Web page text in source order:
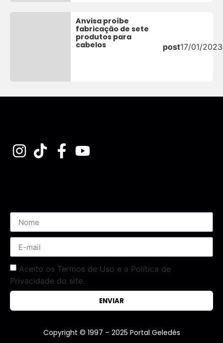
Anvisa proíbe
fabricação de sete
produtos para
cabelos
post17/01/2023
Aceito os Termos de Uso e a Política de
Privacidade do site.
ENVIAR
Copyright © 1997 – 2025 Portal Geledés